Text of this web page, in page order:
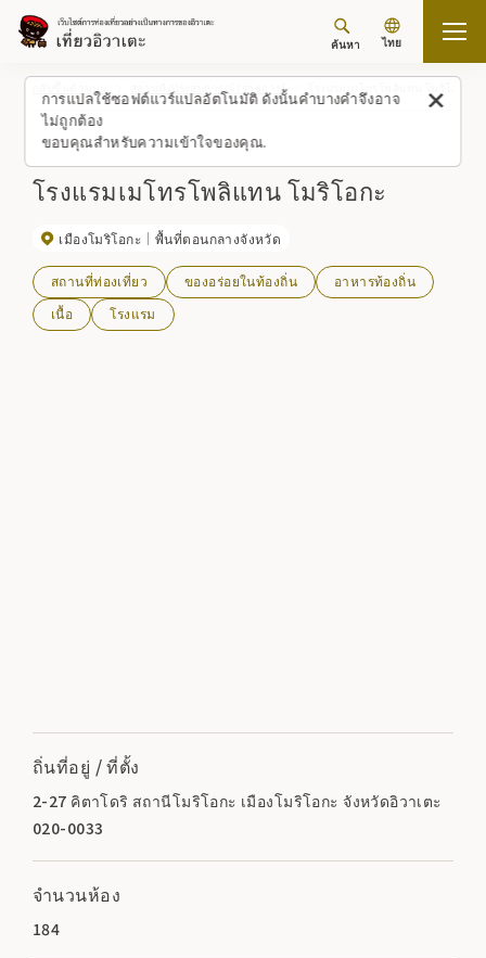
การแปลใช้ซอฟต์แวร์แปลอัตโนมัติ ดังนั้นคำบางคำจึงอาจ
ไม่ถูกต้อง
ขอบคุณสำหรับความเข้าใจของคุณ.
ค้นหา ไทย
กลับขึ้นด้านบน สถานที่/ประสบการณ์ (รายการ)
โรงแรมเมโทรโพลิแทน โมริโอกะ
เมืองโมริโอกะ พื้นที่ตอนกลางจังหวัด
สถานที่ท่องเที่ยว ของอร่อยในท้องถิ่น
อาหารท้องถิ่น
เนื้อ
โรงแรม
ถิ่นที่อยู่ / ที่ตั้ง
2-27 คิตาโดริ สถานีโมริโอกะ เมืองโมริโอกะ จังหวัดอิวาเตะ
020-0033
จำนวนห้อง
184